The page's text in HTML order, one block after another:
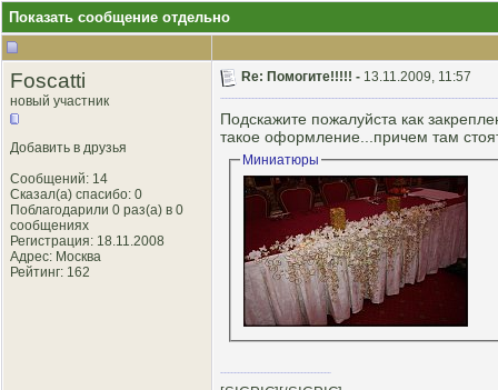
Показать сообщение отдельно
Foscatti
новый участник
Добавить в друзья
Сообщений: 14
Сказал(а) спасибо: 0
Поблагодарили 0 раз(а) в 0
сообщениях
Регистрация: 18.11.2008
Адрес: Моcква
Рейтинг: 162
Re: Помогите!!!!! - 13.11.2009, 11:57
Подскажите пожалуйста как
такое оформление...причем там
Миниатюры